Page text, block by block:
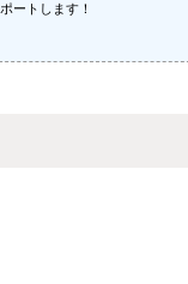
ポートします！